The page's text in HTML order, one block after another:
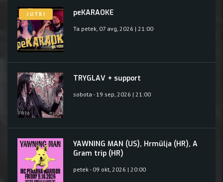
J U T R I peKARAOKE
Ta petek, 07 avg, 2026 | 21:00
TRYGLAV + support
sobota - 19 sep, 2026 | 21:00
YAWNING MAN (US), Hrmülja (HR), A
Gram trip (HR)
petek - 09 okt, 2026 | 20:00